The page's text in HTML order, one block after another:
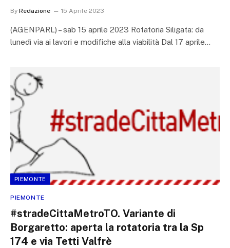
By Redazione 15 Aprile 2023
(AGENPARL) – sab 15 aprile 2023 Rotatoria Siligata: da
lunedì via ai lavori e modifiche alla viabilità Dal 17 aprile…
PIEMONTE
PIEMONTE
#stradeCittaMetroTO. Variante di
Borgaretto: aperta la rotatoria tra la Sp
174 e via Tetti Valfrè